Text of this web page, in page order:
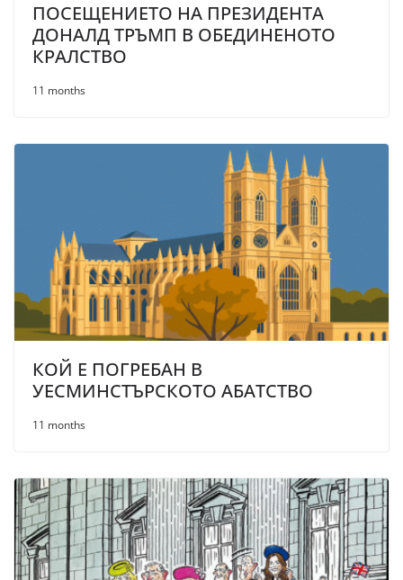
ПОСЕЩЕНИЕТО НА ПРЕЗИДЕНТА
ДОНАЛД ТРЪМП В ОБЕДИНЕНОТО
КРАЛСТВО
11 months
КОЙ Е ПОГРЕБАН В
УЕСМИНСТЪРСКОТО АБАТСТВО
11 months